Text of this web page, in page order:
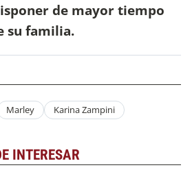
de mayor tiempo
su familia.
Marley Karina Zampini
INTERESAR